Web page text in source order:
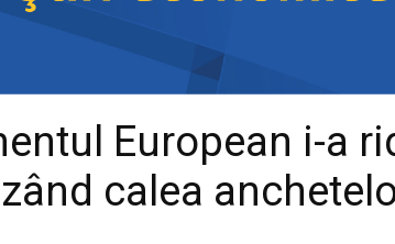
European i-a
calea